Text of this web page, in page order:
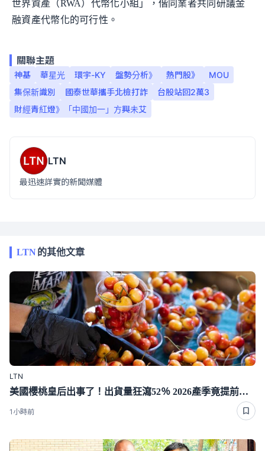
世界資產（RWA）代幣化小組」，偕同業者共同研議金
融資產代幣化的可行性。
關聯主題
神基 華星光 環宇-KY 盤勢分析》 熱門股》
MOU
集保新識別
國泰世華攜手北檢打詐
台股站回2萬3
財經青紅燈》「中國加一」方興未艾
LTN
最迅速詳實的新聞媒體
LTN的其他文章
LTN
美國櫻桃皇后出事了！出貨量狂瀉52％ 2026產季竟提前結束
1小時前